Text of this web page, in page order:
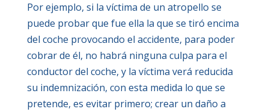
Por ejemplo, si la víctima de un atropello se
puede probar que fue ella la que se tiró encima
del coche provocando el accidente, para poder
cobrar de él, no habrá ninguna culpa para el
conductor del coche, y la víctima verá reducida
su indemnización, con esta medida lo que se
pretende, es evitar primero; crear un daño a